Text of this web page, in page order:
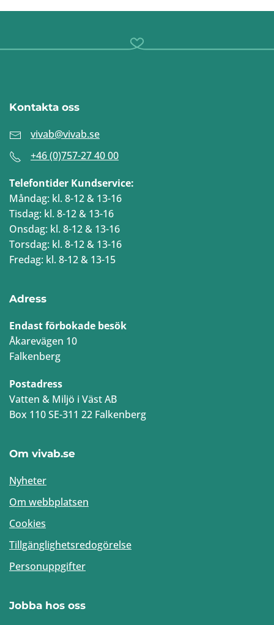
Kontakta oss
vivab@vivab.se
+46 (0)757-27 40 00
Telefontider Kundservice:
Måndag: kl. 8-12 & 13-16
Tisdag: kl. 8-12 & 13-16
Onsdag: kl. 8-12 & 13-16
Torsdag: kl. 8-12 & 13-16
Fredag: kl. 8-12 & 13-15
Adress
Endast förbokade besök
Åkarevägen 10
Falkenberg
Postadress
Vatten & Miljö i Väst AB
Box 110 SE-311 22 Falkenberg
Om vivab.se
Nyheter
Om webbplatsen
Cookies
Tillgänglighetsredogörelse
Personuppgifter
Jobba hos oss